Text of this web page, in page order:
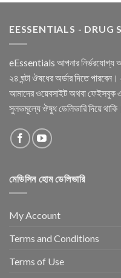
EESSENTIALS - DRUG
eEssentials আপনার নির্ভরযোগ্য
২৪ ঘন্টা ঔষধের অর্ডার দিতে
আমাদের ওয়েবসাইট অথবা ফেইসবুক
সুলভমূল্যে ঔষুধ ডেলিভারি দিয়ে থাকি।
মেডিসিন হোম ডেলিভারি
My Account
Terms and Conditions
Terms of Use